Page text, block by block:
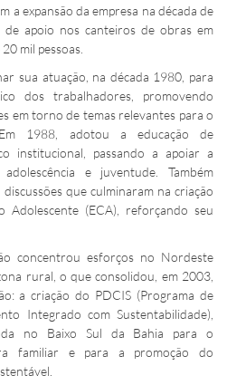
a expansão da empresa na década de
apoio nos canteiros de obras em
mil pessoas.
sua atuação, na década 1980, para
dos trabalhadores, promovendo
em torno de temas relevantes para o
Em 1988, adotou a educação de
institucional, passando a apoiar a
e juventude. Também
que culminaram na criação
(ECA), reforçando seu
concentrou esforços no Nordeste
rural, o que consolidou, em 2003,
a criação do PDCIS (Programa de
Integrado com Sustentabilidade),
no Baixo Sul da Bahia para o
familiar e para a promoção do